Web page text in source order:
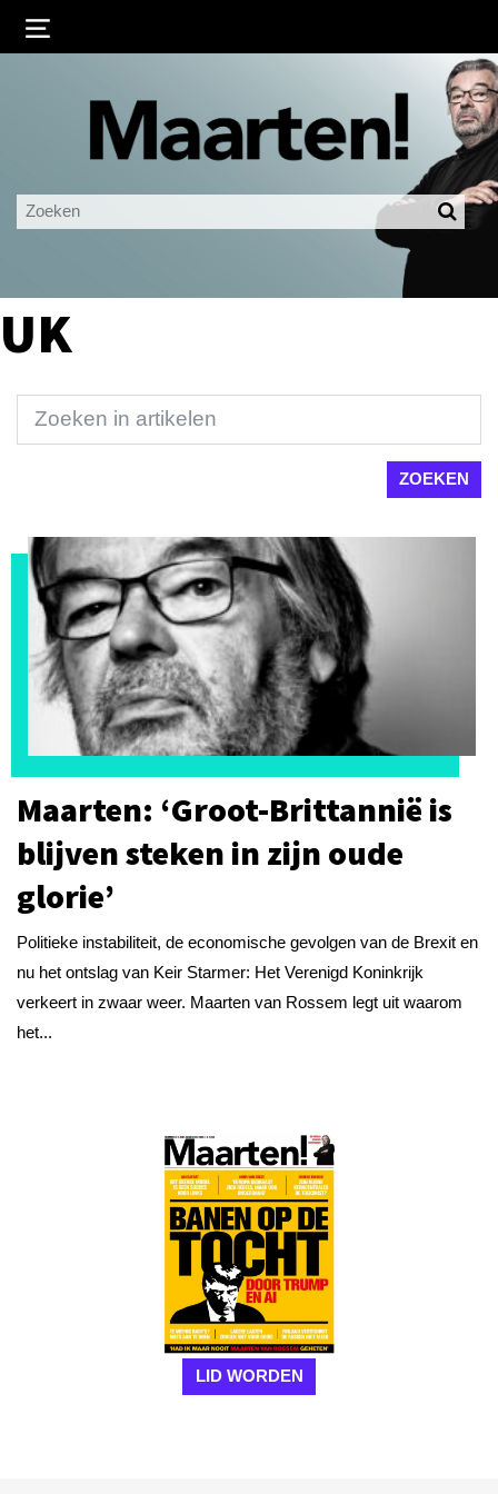
Ingelogd blijven
LOGIN
UK
Maarten: ‘Groot-Brittannië is
blijven steken in zijn oude
glorie’
Politieke instabiliteit, de economische gevolgen van de Brexit en
nu het ontslag van Keir Starmer: Het Verenigd Koninkrijk
verkeert in zwaar weer. Maarten van Rossem legt uit waarom
het...
LID WORDEN